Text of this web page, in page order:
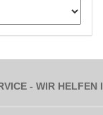
- WIR